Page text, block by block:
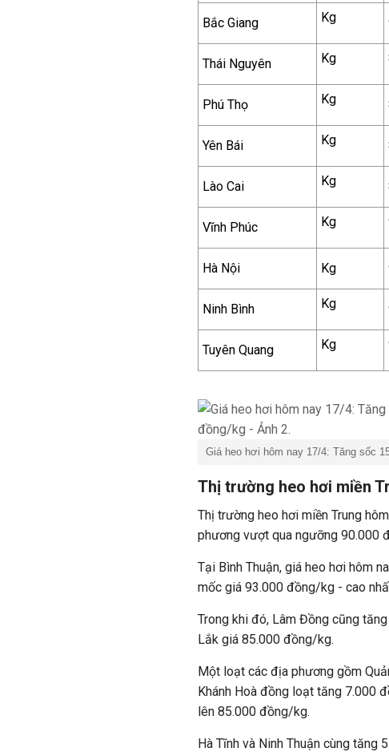
Bắc Giang Kg
Thái Nguyên Kg
Phú Thọ Kg
Yên Bái Kg
Lào Cai Kg
Vĩnh Phúc Kg
Hà Nội Kg
Ninh Bình Kg
Tuyên Quang Kg
Giá heo hơi hôm nay 17/4: Tăng sốc
Thị trường heo hơi miền
Thị trường heo hơi miền Trung
phương vượt qua ngưỡng 90.000
Tại Bình Thuận, giá heo hơi hôm
mốc giá 93.000 đồng/kg - cao
Trong khi đó, Lâm Đồng cũng
Lắk giá 85.000 đồng/kg.
Một loạt các địa phương gồm
Khánh Hoà đồng loạt tăng 7.000
lên 85.000 đồng/kg.
Hà Tĩnh và Ninh Thuận cùng